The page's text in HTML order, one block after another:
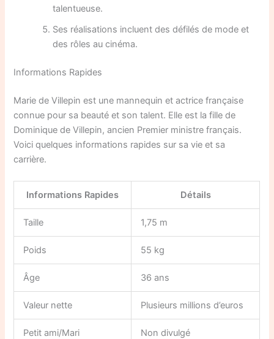
talentueuse.
Ses réalisations incluent des défilés de mode et
des rôles au cinéma.
Informations Rapides
Marie de Villepin est une mannequin et actrice française
connue pour sa beauté et son talent. Elle est la fille de
Dominique de Villepin, ancien Premier ministre français.
Voici quelques informations rapides sur sa vie et sa
carrière.
Informations Rapides Détails
Taille 1,75 m
Poids 55 kg
Âge 36 ans
Valeur nette Plusieurs millions d’euros
Petit ami/Mari Non divulgé